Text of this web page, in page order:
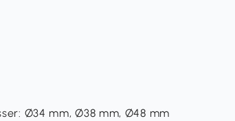
Ø34 mm, Ø38 mm, Ø48 mm